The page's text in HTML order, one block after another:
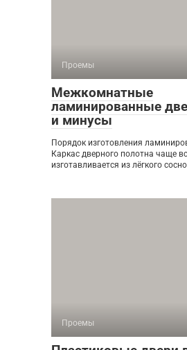
Проемы
Межкомнатные
ламинированные
и минусы
Порядок изготовления
Каркас дверного полотна чаще
изготавливается из лёгкого
Проемы